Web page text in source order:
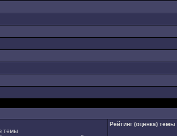
темы
Рейтинг (оценка) темы: